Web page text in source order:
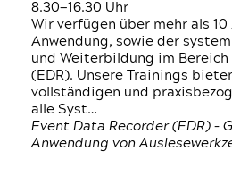
8.30—16.30 Uhr
Wir verfügen über mehr als
Anwendung, sowie der
und Weiterbildung im Bereich
(EDR). Unsere Trainings
vollständigen und
alle Syst…
Event Data Recorder (EDR) –
Anwendung von